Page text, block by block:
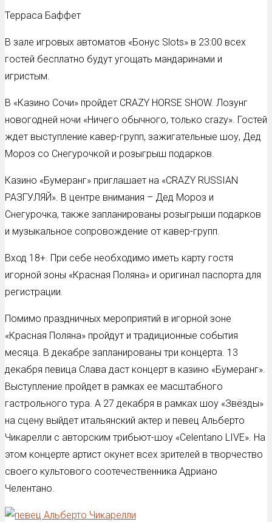
Терраса Баффет
В зале игровых автоматов «Бонус Slots» в 23:00 всех
гостей бесплатно будут угощать мандаринами и
игристым.
В «Казино Сочи» пройдет CRAZY HORSE SHOW. Лозунг
новогодней ночи «Ничего обычного, только crazy». Гостей
ждет выступление кавер-групп, зажигательные шоу, Дед
Мороз со Снегурочкой и розыгрыш подарков.
Казино «Бумеранг» приглашает на «CRAZY RUSSIAN
РАЗГУЛЯЙ». В центре внимания – Дед Мороз и
Снегурочка, также запланированы розыгрыши подарков
и музыкальное сопровождение от кавер-групп.
Вход 18+. При себе необходимо иметь карту гостя
игорной зоны «Красная Поляна» и оригинал паспорта для
регистрации.
Помимо праздничных мероприятий в игорной зоне
«Красная Поляна» пройдут и традиционные события
месяца. В декабре запланированы три концерта. 13
декабря певица Слава даст концерт в казино «Бумеранг».
Выступление пройдет в рамках ее масштабного
гастрольного тура. А 27 декабря в рамках шоу «Звёзды»
на сцену выйдет итальянский актер и певец Альберто
Чикарелли с авторским трибьют-шоу «Celentano LIVE». На
этом концерте артист окунет всех зрителей в творчество
своего культового соотечественника Адриано
Челентано.